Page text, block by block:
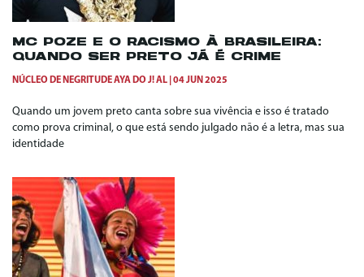
MC POZE E O RACISMO À BRASILEIRA:
QUANDO SER PRETO JÁ É CRIME
NÚCLEO DE NEGRITUDE AYA DO J! AL 04 JUN 2025
Quando um jovem preto canta sobre sua vivência e isso é tratado
como prova criminal, o que está sendo julgado não é a letra, mas sua
identidade